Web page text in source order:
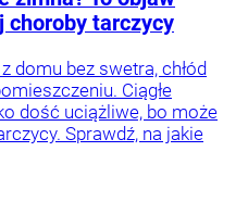
choroby tarczycy
domu bez swetra, chłód
Ciągłe
dość uciążliwe, bo może
Sprawdź, na jakie